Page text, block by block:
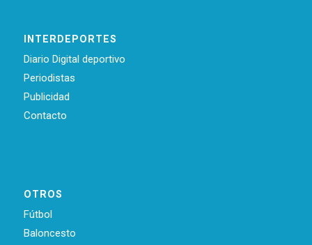
INTERDEPORTES
Diario Digital deportivo
Periodistas
Publicidad
Contacto
OTROS
Fútbol
Baloncesto